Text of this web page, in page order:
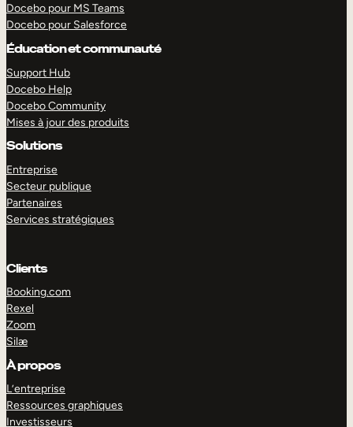
Docebo pour MS Teams
Docebo pour Salesforce
Éducation et communauté
Support Hub
Docebo Help
Docebo Community
Mises à jour des produits
Solutions
Entreprise
Secteur publique
Partenaires
Services stratégiques
Clients
Booking.com
Rexel
Zoom
Silæ
À propos
L’entreprise
Ressources graphiques
Investisseurs